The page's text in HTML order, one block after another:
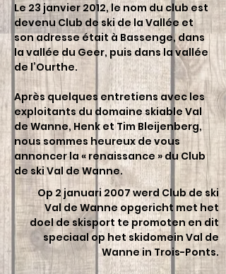
Le 23 janvier 2012, le nom du club est
devenu Club de ski de la Vallée et
son adresse était à Bassenge, dans
la vallée du Geer, puis dans la vallée
de l’Ourthe.
Après quelques entretiens avec les
exploitants du domaine skiable Val
de Wanne, Henk et Tim Bleijenberg,
nous sommes heureux de vous
annoncer la « renaissance » du Club
de ski Val de Wanne.
Op 2 januari 2007 werd Club de ski
Val de Wanne opgericht met het
doel de skisport te promoten en dit
speciaal op het skidomein Val de
Wanne in Trois-Ponts.